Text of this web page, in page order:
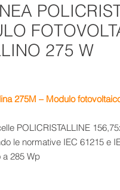
275 W
275M – Modulo
POLICRISTALLINE
le normative IEC 61215 e
285 Wp